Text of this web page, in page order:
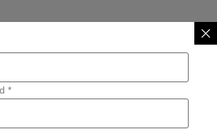
*